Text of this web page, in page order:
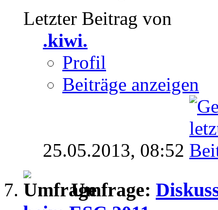
Letzter Beitrag von
.kiwi.
Profil
Beiträge anzeigen
25.05.2013, 08:52
Umfrage: